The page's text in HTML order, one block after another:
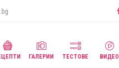
ГАЛЕРИИ ТЕСТОВЕ ВИДЕО